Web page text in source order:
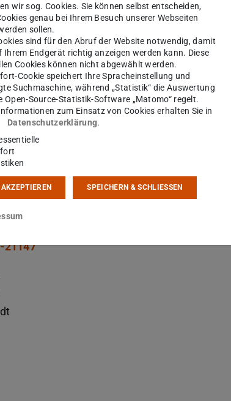
Team
M.A.
Englisch/English, Französisch/
...
21147
wir sog. Cookies. Sie können selbst entscheiden,
genau bei Ihrem Besuch unserer Webseiten
sollen.
sind für den Abruf der Website notwendig, damit
Ihrem Endgerät richtig anzeigen werden kann. Diese
Cookies können nicht abgewählt werden.
Cookie speichert Ihre Spracheinstellung und
Suchmaschine, während „Statistik“ die Auswertung
Open-Source-Statistik-Software „Matomo“ regelt.
zum Einsatz von Cookies erhalten Sie in
Datenschutzerklärung.
SPEICHERN & SCHLIESSEN